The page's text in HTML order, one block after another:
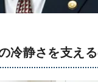
冷静さを支え